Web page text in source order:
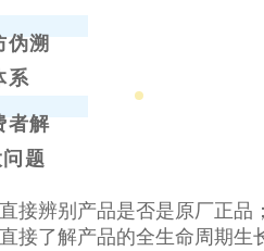
伪溯
系
者解
题
接辨别产品是否是原厂正品；
接了解产品的全生命周期生